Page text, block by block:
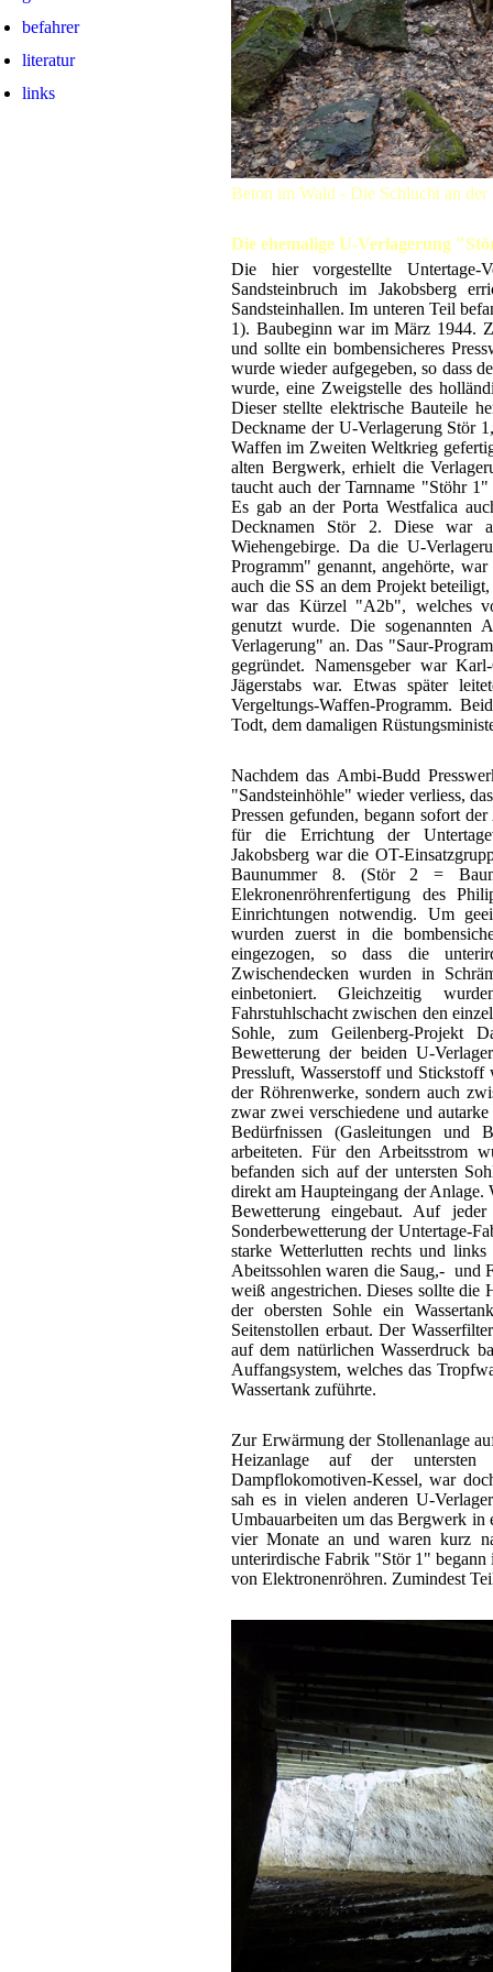
befahrer
literatur
links
Beton im Wald - Die Schlucht an der
Die ehemalige U-Verlagerung
Die hier vorgestellte Untertage-
Sandsteinbruch im Jakobsberg
Sandsteinhallen. Im unteren Teil
1). Baubeginn war im März 1944.
und sollte ein bombensicheres
wurde wieder aufgegeben, so dass
wurde, eine Zweigstelle des
Dieser stellte elektrische Bauteile
Deckname der U-Verlagerung Stör
Waffen im Zweiten Weltkrieg
alten Bergwerk, erhielt die
taucht auch der Tarnname "Stöhr
Es gab an der Porta Westfalica
Decknamen Stör 2. Diese war
Wiehengebirge. Da die U-
Programm" genannt, angehörte,
auch die SS an dem Projekt
war das Kürzel "A2b", welches
genutzt wurde. Die
Verlagerung" an. Das "Saur-
gegründet. Namensgeber war
Jägerstabs war. Etwas später
Vergeltungs-Waffen-Programm.
Todt, dem damaligen
Nachdem das Ambi-Budd
"Sandsteinhöhle" wieder verliess,
Pressen gefunden, begann sofort
für die Errichtung der
Jakobsberg war die OT-
Baunummer 8. (Stör 2 =
Elekronenröhrenfertigung des
Einrichtungen notwendig. Um
wurden zuerst in die
eingezogen, so dass die
Zwischendecken wurden in
einbetoniert. Gleichzeitig
Fahrstuhlschacht zwischen den
Sohle, zum Geilenberg-Projekt
Bewetterung der beiden U-
Pressluft, Wasserstoff und
der Röhrenwerke, sondern auch
zwar zwei verschiedene und
Bedürfnissen (Gasleitungen
arbeiteten. Für den Arbeitsstrom
befanden sich auf der untersten
direkt am Haupteingang der
Bewetterung eingebaut. Auf
Sonderbewetterung der Untertage-
starke Wetterlutten rechts und
Abeitssohlen waren die Saug,- und
weiß angestrichen. Dieses sollte die
der obersten Sohle ein
Seitenstollen erbaut. Der
auf dem natürlichen Wasserdruck
Auffangsystem, welches das
Wassertank zuführte.
Zur Erwärmung der Stollenanlage
Heizanlage auf der
Dampflokomotiven-Kessel, war
sah es in vielen anderen U-
Umbauarbeiten um das Bergwerk in
vier Monate an und waren kurz
unterirdische Fabrik "Stör 1"
von Elektronenröhren. Zumindest